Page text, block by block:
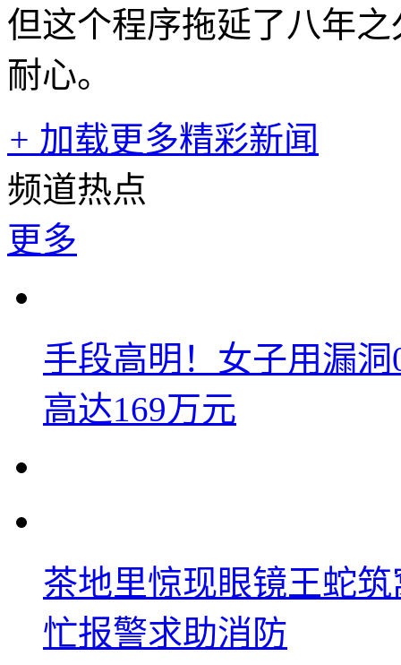
但这个程序拖延了八年
耐心。
+ 加载更多精彩新闻
频道热点
更多
手段高明！女子用漏
高达169万元
茶地里惊现眼镜王蛇
忙报警求助消防